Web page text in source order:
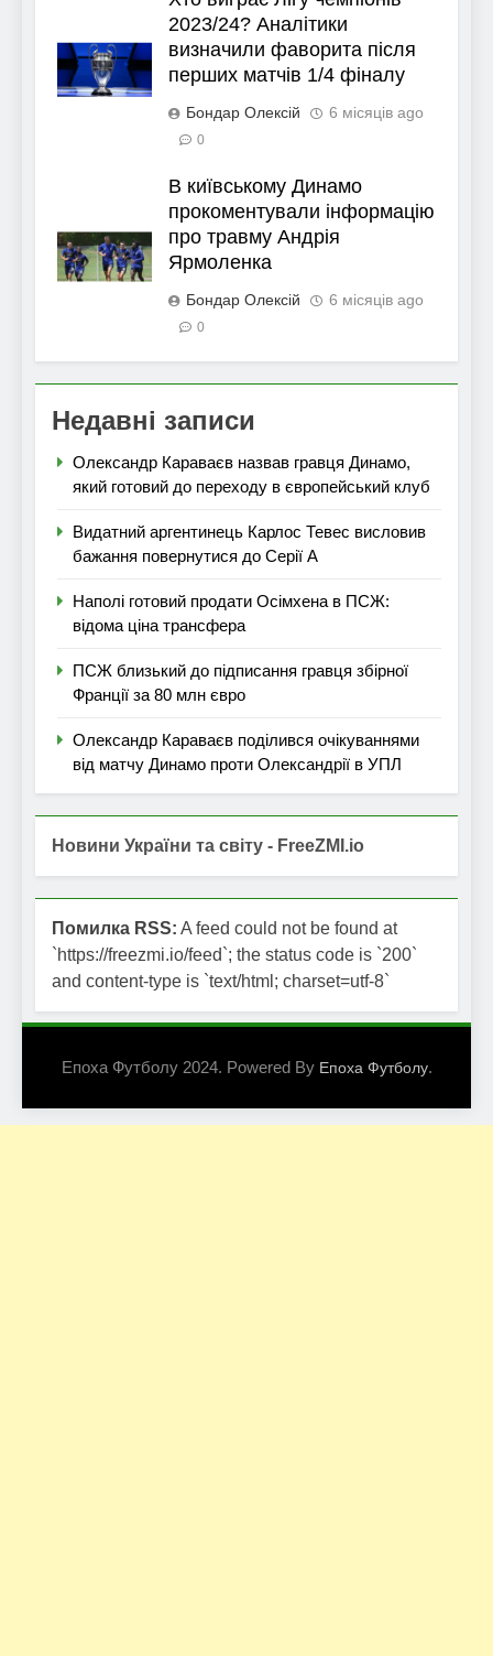
2023/24? Аналітики
визначили фаворита після
перших матчів 1/4 фіналу
Бондар Олексій 6 місяців ago
0
В київському Динамо
прокоментували інформацію
про травму Андрія
Ярмоленка
Бондар Олексій 6 місяців ago
0
Недавні записи
Олександр Караваєв назвав гравця Динамо,
який готовий до переходу в європейський клуб
Видатний аргентинець Карлос Тевес висловив
бажання повернутися до Серії А
Наполі готовий продати Осімхена в ПСЖ:
відома ціна трансфера
ПСЖ близький до підписання гравця збірної
Франції за 80 млн євро
Олександр Караваєв поділився очікуваннями
від матчу Динамо проти Олександрії в УПЛ
Новини України та світу - FreeZMI.io
Помилка RSS: A feed could not be found at
`https://freezmi.io/feed`; the status code is `200`
and content-type is `text/html; charset=utf-8`
Епоха Футболу 2024. Powered By Епоха Футболу.